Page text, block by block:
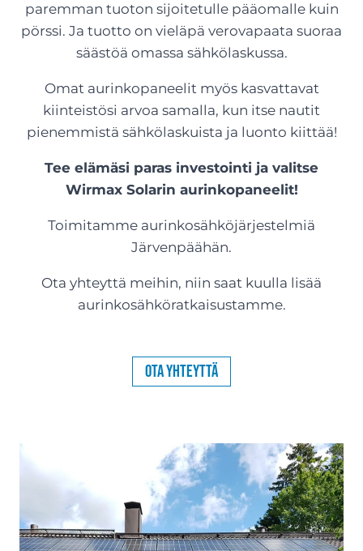
paremman tuoton sijoitetulle pääomalle kuin
pörssi. Ja tuotto on vieläpä verovapaata suoraa
säästöä omassa sähkölaskussa.
Omat aurinkopaneelit myös kasvattavat
kiinteistösi arvoa samalla, kun itse nautit
pienemmistä sähkölaskuista ja luonto kiittää!
Tee elämäsi paras investointi ja valitse
Wirmax Solarin aurinkopaneelit!
Toimitamme aurinkosähköjärjestelmiä
Järvenpäähän.
Ota yhteyttä meihin, niin saat kuulla lisää
aurinkosähköratkaisustamme.
Ota yhteyttä